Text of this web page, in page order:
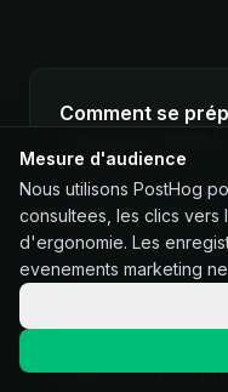
Comment se
La clé est la
formats proches
connaissance des
conseils détaillés
Quels sont les
Mesure d'audience
Nous utilisons PostHog
consultees, les clics
d'ergonomie. Les
evenements marketing